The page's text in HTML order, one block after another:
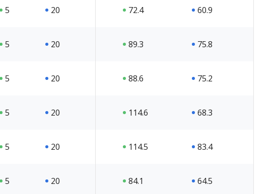
5 20 72.4 60.9
5 20 89.3 75.8
5 20 88.6 75.2
5 20 114.6 68.3
5 20 114.5 83.4
5 20 84.1 64.5